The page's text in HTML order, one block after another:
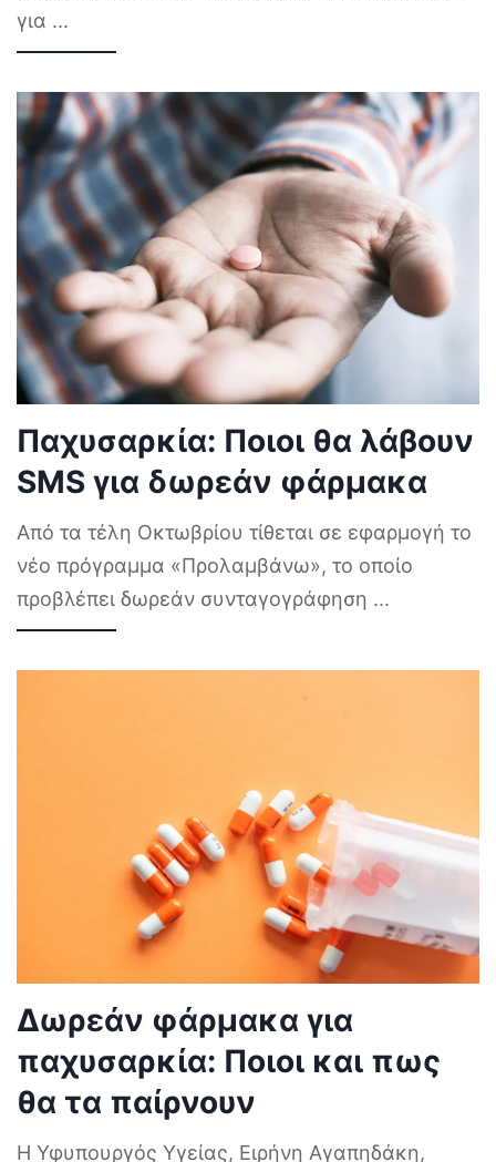
για ...
Παχυσαρκία: Ποιοι θα λάβουν
SMS για δωρεάν φάρμακα
Από τα τέλη Οκτωβρίου τίθεται σε εφαρμογή το
νέο πρόγραμμα «Προλαμβάνω», το οποίο
προβλέπει δωρεάν συνταγογράφηση ...
Δωρεάν φάρμακα για
παχυσαρκία: Ποιοι και πως
θα τα παίρνουν
Η Υφυπουργός Υγείας, Ειρήνη Αγαπηδάκη,